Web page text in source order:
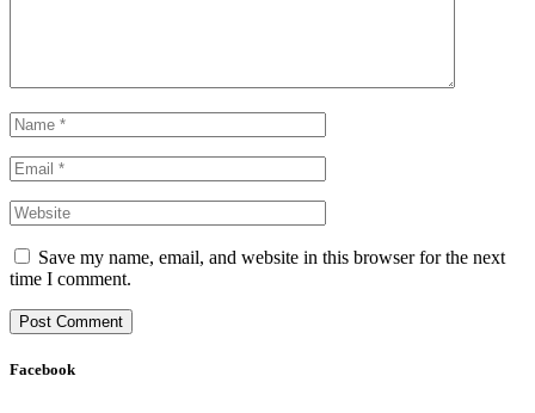
Save my name, email, and website in this browser for the next
time I comment.
Facebook